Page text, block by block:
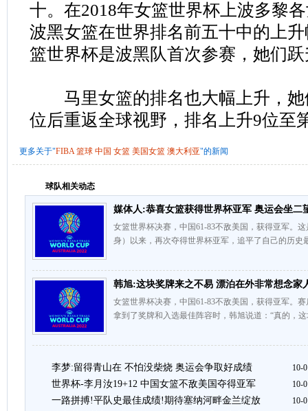
十。在2018年女篮世界杯上波多黎
波黑女篮在世界排名前五十中的上
篮世界杯是波黑队首次参赛，她们
马里女篮的排名也大幅上升，她
位后重返全球视野，排名上升9位至
更多关于"FIBA 篮球 中国 女篮 美国女篮 澳大利亚"的新闻
球队相关动态
媒体人:恭喜女篮获得世界杯亚军 奥运会坐二
女篮世界杯决赛，中国61-83不敌美国，获得亚军。
身）以来，再次夺得世界杯亚军，追平了自己的历
韩旭:这块奖牌来之不易 漂泊在外非常想念家
女篮世界杯决赛，中国61-83不敌美国，获得亚军。
拿到了奖牌和入选最佳阵容时，韩旭说道：“真的，
李梦:留得青山在 不怕没柴烧 奥运会争取好成绩 10-
世界杯-李月汝19+12 中国女篮不敌美国夺得亚军 10-
一路拼搏!平队史最佳成绩!期待塞纳河畔金兰绽放 10-